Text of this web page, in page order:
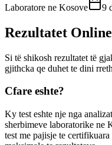
Laboratore ne Kosove 9
Rezultatet
Si të shikosh rezultatet të
gjithcka qe duhet te dini
Cfare eshte?
Ky test eshte nje nga
sherbimeve laboratorike ne
test me pajisje te